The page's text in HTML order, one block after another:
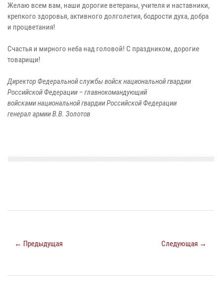
Желаю всем вам, наши дорогие ветераны, учителя и наставники,
крепкого здоровья, активного долголетия, бодрости духа, добра
и процветания!
Счастья и мирного неба над головой! С праздником, дорогие
товарищи!
Директор Федеральной службы войск национальной гвардии
Российской Федерации – главнокомандующий
войсками национальной гвардии Российской Федерации
генерал армии В.В. Золотов
← Предыдущая Следующая →